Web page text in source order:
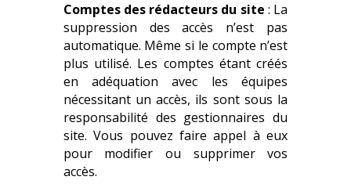
Comptes des rédacteurs du site : La
suppression des accès n’est pas
automatique. Même si le compte n’est
plus utilisé. Les comptes étant créés
en adéquation avec les équipes
nécessitant un accès, ils sont sous la
responsabilité des gestionnaires du
site. Vous pouvez faire appel à eux
pour modifier ou supprimer vos
accès.